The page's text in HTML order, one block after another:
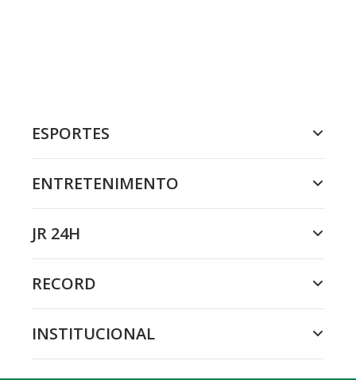
ESPORTES
ENTRETENIMENTO
JR 24H
RECORD
INSTITUCIONAL